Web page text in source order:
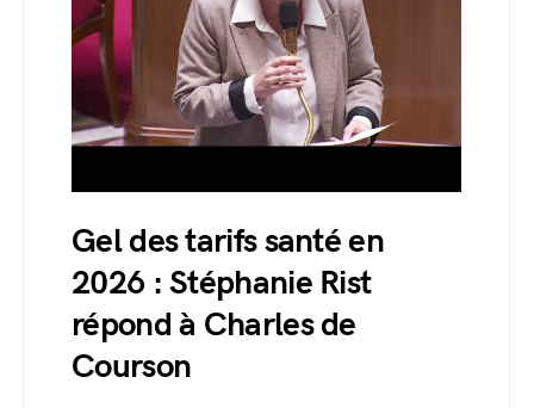
Gel des tarifs santé en
2026 : Stéphanie Rist
répond à Charles de
Courson